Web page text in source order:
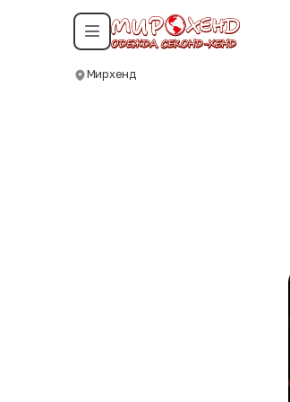
Мирхенд
Смотреть все даты